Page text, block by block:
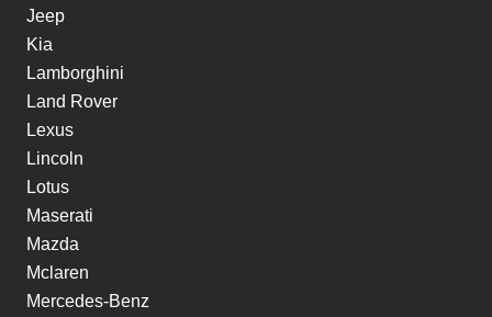
Jeep
Kia
Lamborghini
Land Rover
Lexus
Lincoln
Lotus
Maserati
Mazda
Mclaren
Mercedes-Benz